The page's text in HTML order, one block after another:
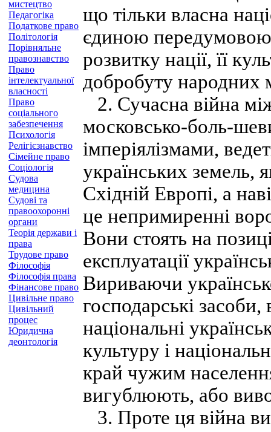
мистецтво
Педагогіка
Податкове право
Політологія
Порівняльне
правознавство
Право
інтелектуальної
власності
Право
соціального
забезпечення
Психологія
Релігієзнавство
Сімейне право
Соціологія
Судова
медицина
Судові та
правоохоронні
органи
Теорія держави і
права
Трудове право
Філософія
Філософія права
Фінансове право
Цивільне право
Цивільний
процес
Юридична
деонтологія
що тільки власна
єдиною передумовою
розвитку нації, її
добробуту народних
2. Сучасна війна
московсько-боль-
імперіялізмами,
українських земель,
Східній Европі, а
це непримиренні
Вони стоять на
експлуатації
Вириваючи
господарські
національні
культуру і
край чужим
вигублюють, або
3. Проте ця війна